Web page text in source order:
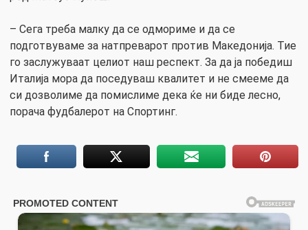
– Сега треба малку да се одмориме и да се
подготвуваме за натпреварот против Македонија. Тие
го заслужуваат целиот наш респект. За да ја победиш
Италија мора да поседуваш квалитет и не смееме да
си дозволиме да помислиме дека ќе ни биде лесно,
порача фудбалерот на Спортинг.